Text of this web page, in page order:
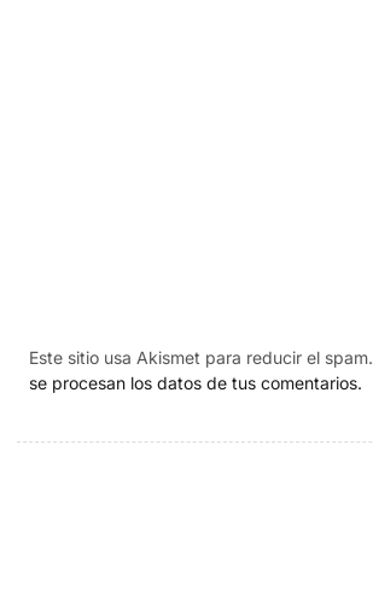
Este sitio usa Akismet para reducir el spam.
se procesan los datos de tus comentarios.